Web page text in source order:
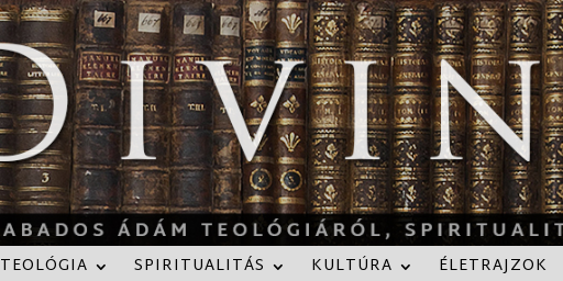
TEOLÓGIA SPIRITUALITÁS KULTÚRA ÉLETRAJZOK